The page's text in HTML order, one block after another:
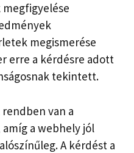
megfigyelése
megismerése
erre a kérdésre adott
tekintett.
van a
a webhely jól
A kérdést a